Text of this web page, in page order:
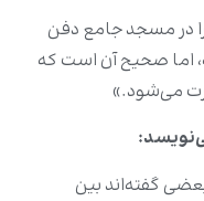
در مسجد جامع دفن
اما صحیح آن است که
می‌شود.»
:
گفته‌اند بین